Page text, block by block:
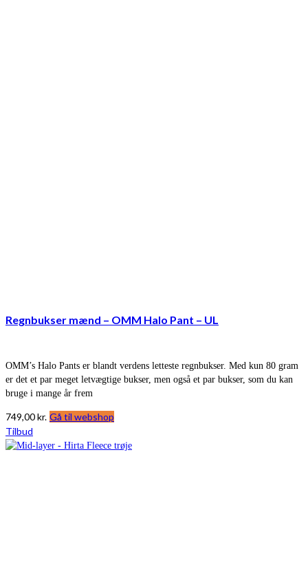
Regnbukser mænd – OMM Halo Pant – UL
OMM’s Halo Pants er blandt verdens letteste regnbukser. Med kun 80 gram
er det et par meget letvægtige bukser, men også et par bukser, som du kan
bruge i mange år frem
749,00kr. Gå til webshop
Tilbud